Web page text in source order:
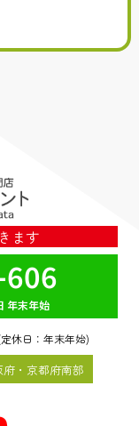
ます
年末年始
休日：年末年始)
・京都府南部